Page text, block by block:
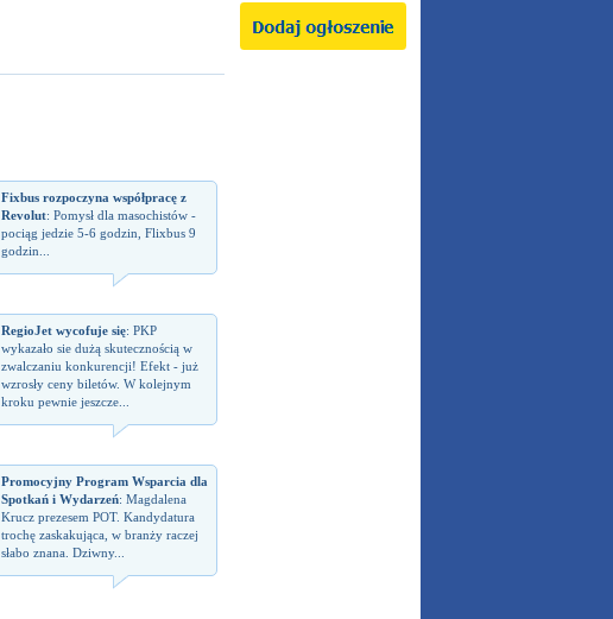
Fixbus rozpoczyna współpracę z
Revolut: Pomysł dla masochistów -
pociąg jedzie 5-6 godzin, Flixbus 9
godzin...
RegioJet wycofuje się: PKP
wykazało sie dużą skutecznością w
zwalczaniu konkurencji! Efekt - już
wzrosły ceny biletów. W kolejnym
kroku pewnie jeszcze...
Promocyjny Program Wsparcia dla
Spotkań i Wydarzeń: Magdalena
Krucz prezesem POT. Kandydatura
trochę zaskakująca, w branży raczej
słabo znana. Dziwny...